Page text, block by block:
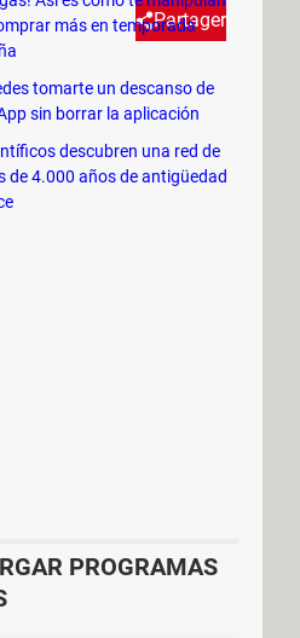
Partager
de
Anteriormente se sabía
los investigadores han
una longitud de 12 a
la costa del sureste de
provocar que las
cámaras y sensores
las ballenas
sin gastar energía
soplando grandes
más en temporada
tomarte un descanso de
sin borrar la aplicación
descubren una red de
de 4.000 años de antigüedad
PROGRAMAS